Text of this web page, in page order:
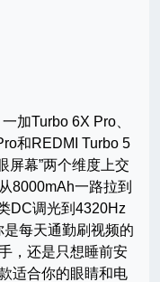
Turbo 6X Pro、
和REDMI Turbo 5
屏幕”两个维度上交
8000mAh一路拉到
DC调光到4320Hz
每天通勤刷视频的
，还是只想睡前安
适合你的眼睛和电